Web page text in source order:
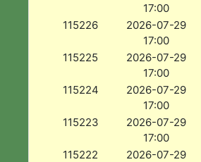
17:00
115226
2026-07-29
17:00
115225
2026-07-29
17:00
115224
2026-07-29
17:00
115223
2026-07-29
17:00
115222
2026-07-29